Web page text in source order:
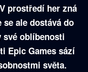
prostředí her zná
ale dostává do
své oblíbenosti
Epic Games sází
světa.